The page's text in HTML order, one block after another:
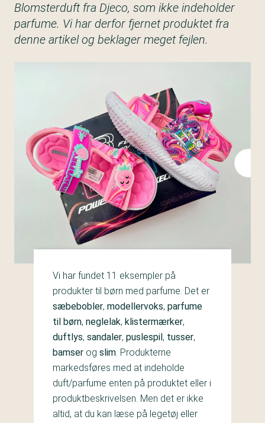
Blomsterduft fra Djeco, som ikke indeholder
parfume. Vi har derfor fjernet produktet fra
denne artikel og beklager meget fejlen.
Vi har fundet 11 eksempler på
produkter til børn med parfume. Det er
sæbebobler,modellervoks, parfume
til børn,neglelak,klistermærker,
duftlys,sandaler,puslespil, tusser,
bamser ogslim. Produkterne
markedsføres med at indeholde
duft/parfume enten på produktet eller i
produktbeskrivelsen. Men det er ikke
altid, at du kan læse på legetøj eller